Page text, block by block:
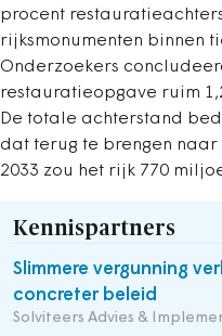
procent
rijksmonumenten binnen
Onderzoekers
restauratieopgave ruim
De totale achterstand
dat terug te brengen
2033 zou het rijk 770
Kennispartners
Slimmere vergunning
concreter beleid
Solviteers Advies &